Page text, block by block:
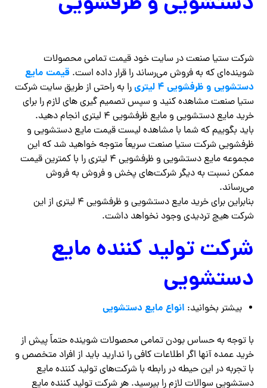
شرکت ستیا صنعت در سایت خود قیمت تمامی محصولات
شوینده‌ای که به فروش می‌رساند را قرار داده است. قیمت مایع
دستشویی و ظرفشویی ۴ لیتری
را به راحتی از طریق سایت شرکت
ستیا صنعت مشاهده کنید و سپس تصمیم گیری های لازم را برای
خرید مایع دستشویی و مایع ظرفشویی ۴ لیتری انجام دهید.
باید بگوییم که شما با مشاهده لیست قیمت مایع دستشویی و
ظرفشویی شرکت ستیا صنعت سریعاً متوجه خواهید شد که این
مجموعه مایع دستشویی و ظرفشویی ۴ لیتری را با کمترین قیمت
ممکن نسبت به دیگر شرکت‌های پخش و فروش به فروش
می‌رساند.
بنابراین برای خرید مایع دستشویی و ظرفشویی ۴ لیتری از این
شرکت هیچ تردیدی وجود نخواهد داشت.
شرکت تولید کننده مایع
دستشویی
بیشتر بخوانید: انواع مایع دستشویی
با توجه به حساس بودن تمامی محصولات شوینده حتماً پیش از
خرید عمده آنها اگر اطلاعات کافی را ندارید باید از افراد متخصص و
با تجربه در این حیطه در رابطه با شرکت‌های تولید کننده مایع
دستشویی سوالات لازم را بپرسید. هر شرکت تولید کننده مایع